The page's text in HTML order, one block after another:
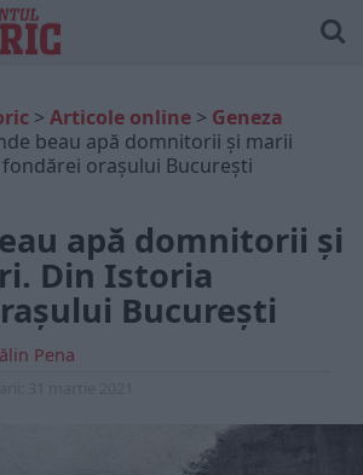
> Articole online > Geneza
beau apă domnitorii și marii
orașului București
apă domnitorii și
Din Istoria
București
Pena